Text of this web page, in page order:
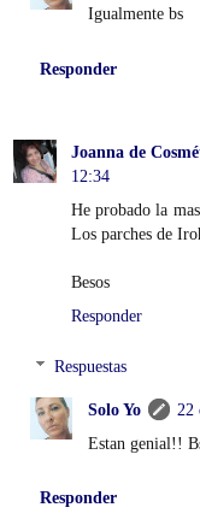
Igualmente bs
Responder
Joanna de
12:34
He probado la
Los parches de
Besos
Responder
Respuestas
Solo Yo
22
Estan genial!!
Responder